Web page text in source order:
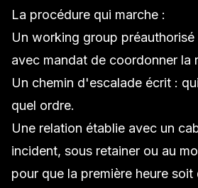
La procédure qui marche :
Un working group
avec mandat de coordonner la
Un chemin d'escalade écrit :
quel ordre.
Une relation établie avec un
incident, sous retainer ou au
pour que la première heure